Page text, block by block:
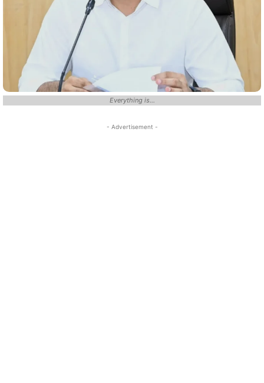
Everything is...
- Advertisement -